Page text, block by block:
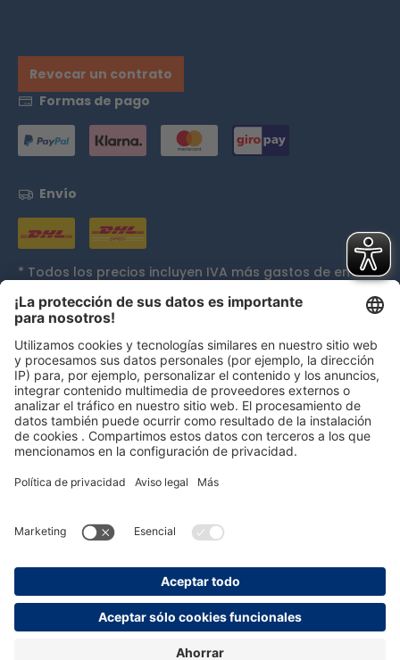
Revocar un contrato
Formas de pago
Envío
* Todos los precios incluyen IVA más gastos de envío
y, si procede, gastos de envío contra reembolso, a
menos que se indique lo contrario.
Galardones
mail@persolog.com
+49 7232 3699-0
Protección